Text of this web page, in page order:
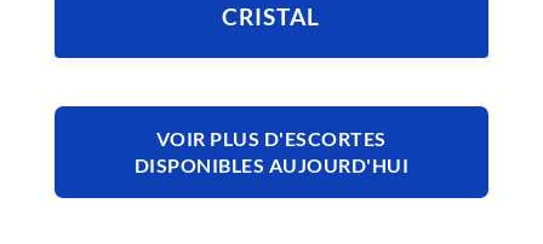
CRISTAL
VOIR PLUS D'ESCORTES
DISPONIBLES AUJOURD'HUI